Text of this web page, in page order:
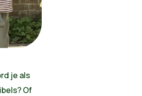
je als
Of